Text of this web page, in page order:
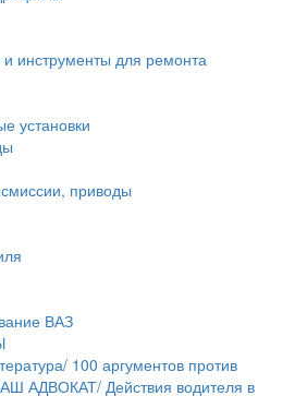
инструменты для ремонта
установки
приводы
ВАЗ
100 аргументов против
АДВОКАТ/ Действия водителя в